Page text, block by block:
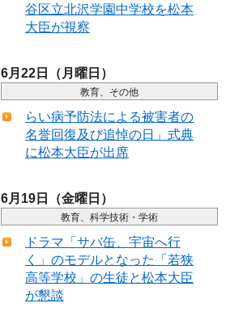
谷区立北沢学園中学校を松本
大臣が視察
6月22日（月曜日）
教育、その他
らい病予防法による被害者の
名誉回復及び追悼の日」式典
に松本大臣が出席
6月19日（金曜日）
教育、科学技術・学術
ドラマ「サバ缶、宇宙へ行
く」のモデルとなった「若狭
高等学校」の生徒と松本大臣
が懇談